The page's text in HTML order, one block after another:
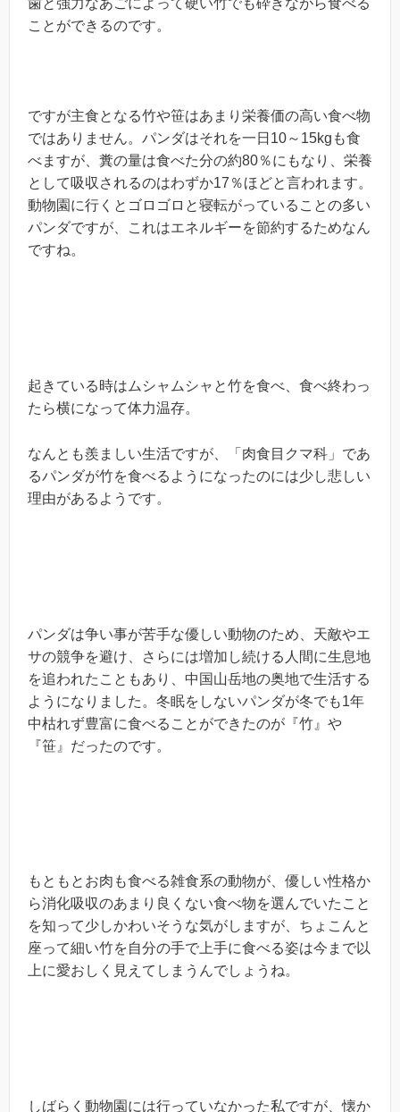
歯と強力なあごによって硬い竹でも砕きながら食べる
ことができるのです。
ですが主食となる竹や笹はあまり栄養価の高い食べ物
ではありません。パンダはそれを一日10～15kgも食
べますが、糞の量は食べた分の約80％にもなり、栄養
として吸収されるのはわずか17％ほどと言われます。
動物園に行くとゴロゴロと寝転がっていることの多い
パンダですが、これはエネルギーを節約するためなん
ですね。
起きている時はムシャムシャと竹を食べ、食べ終わっ
たら横になって体力温存。
なんとも羨ましい生活ですが、「肉食目クマ科」であ
るパンダが竹を食べるようになったのには少し悲しい
理由があるようです。
パンダは争い事が苦手な優しい動物のため、天敵やエ
サの競争を避け、さらには増加し続ける人間に生息地
を追われたこともあり、中国山岳地の奥地で生活する
ようになりました。冬眠をしないパンダが冬でも1年
中枯れず豊富に食べることができたのが『竹』や
『笹』だったのです。
もともとお肉も食べる雑食系の動物が、優しい性格か
ら消化吸収のあまり良くない食べ物を選んでいたこと
を知って少しかわいそうな気がしますが、ちょこんと
座って細い竹を自分の手で上手に食べる姿は今まで以
上に愛おしく見えてしまうんでしょうね。
しばらく動物園には行っていなかった私ですが、懐か